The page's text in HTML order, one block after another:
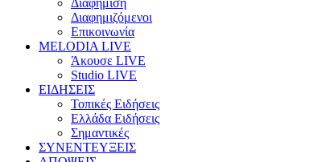
Διαφημιζόμενοι
Επικοινωνία
MELODIA LIVE
Άκουσε LIVE
Studio LIVE
ΕΙΔΗΣΕΙΣ
Τοπικές Ειδήσεις
Ελλάδα Ειδήσεις
Σημαντικές
ΣΥΝΕΝΤΕΥΞΕΙΣ